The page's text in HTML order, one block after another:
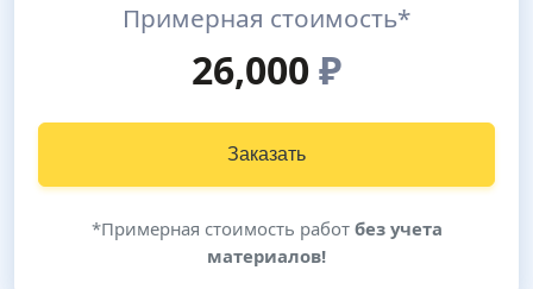
Примерная стоимость*
26,000₽
Заказать
*Примерная стоимость работ без учета
материалов!